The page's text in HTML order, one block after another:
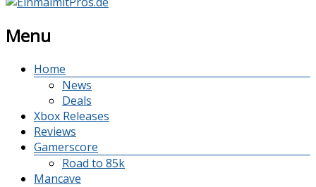
Menu
Home
News
Deals
Xbox Releases
Reviews
Gamerscore
Road to 85k
Mancave